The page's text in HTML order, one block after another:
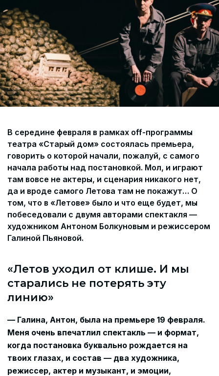
В середине февраля в рамках off-программы
театра «Старый дом» состоялась премьера,
говорить о которой начали, пожалуй, с самого
начала работы над постановкой. Мол, и играют
там вовсе не актеры, и сценария никакого нет,
да и вроде самого Летова там не покажут… О
том, что в «Летове» было и что еще будет, мы
побеседовали с двумя авторами спектакля —
художником Антоном Болкуновым и режиссером
Галиной Пьяновой.
«Летов уходил от клише. И мы
старались не потерять эту
линию»
— Галина, Антон, была на премьере 19 февраля.
Меня очень впечатлил спектакль — и формат,
когда постановка буквально рождается на
твоих глазах, и состав — два художника,
режиссер, актер и музыкант, и эмоции,
Согласие на обработку персональных данных
СОГЛАСИЕ на получение рекламных сообщений и
информации Пользователя МИРА ID
Контакты
Помощь
Политика и соглашение на обработку